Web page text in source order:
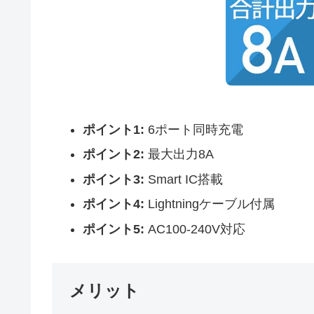
ポイント1: 6ポート同時充電
ポイント2: 最大出力8A
ポイント3: Smart IC搭載
ポイント4: Lightningケーブル付属
ポイント5: AC100-240V対応
メリット